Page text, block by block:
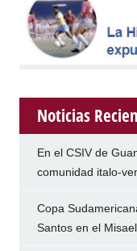
Noticias
En el CSIV de
comunidad italo-
Copa
Santos en el